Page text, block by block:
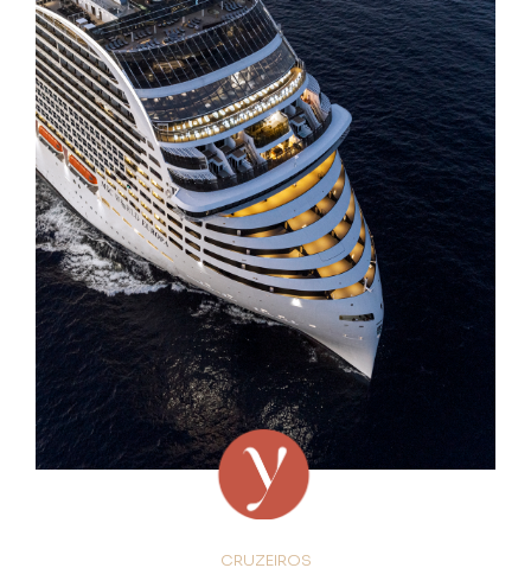
CRUZEIROS